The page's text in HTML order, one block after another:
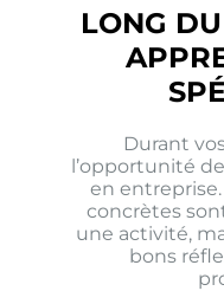
LONG
Durant
l’opportunité
en
concrètes
une activité,
bons